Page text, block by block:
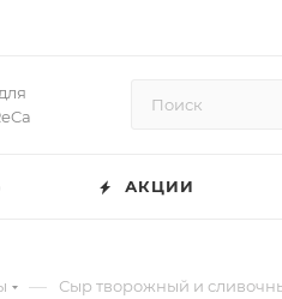
АКЦИИ
— Сыр творожный и